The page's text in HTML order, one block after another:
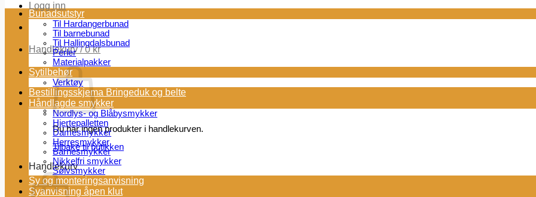
Logg inn
Handlekurv /0kr
Du har ingen produkter i handlekurven.
Tilbake til butikken
Handlekurv
Bunadsutstyr
Til Hardangerbunad
Til barnebunad
Til Hallingdalsbunad
Perler
Materialpakker
Sytilbehør
Verktøy
Bestillingsskjema Bringeduk og belte
Håndlagde smykker
Nordlys- og Blåbysmykker
Hjertepalletten
Damesmykker
Herresmykker
Barnesmykker
Nikkelfri smykker
Sølvsmykker
Sy og monteringsanvisning
Syanvisning åpen klut